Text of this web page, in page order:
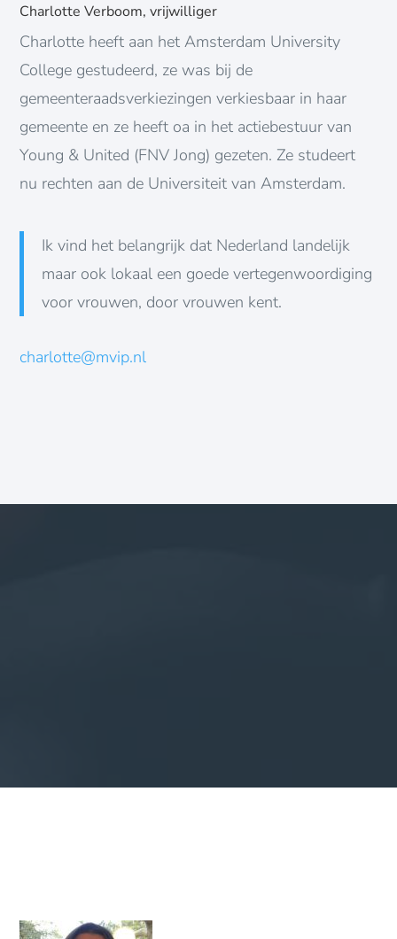
Charlotte Verboom, vrijwilliger
Charlotte heeft aan het Amsterdam University
College gestudeerd, ze was bij de
gemeenteraadsverkiezingen verkiesbaar in haar
gemeente en ze heeft oa in het actiebestuur van
Young & United (FNV Jong) gezeten. Ze studeert
nu rechten aan de Universiteit van Amsterdam.
Ik vind het belangrijk dat Nederland landelijk
maar ook lokaal een goede vertegenwoordiging
voor vrouwen, door vrouwen kent.
charlotte@mvip.nl